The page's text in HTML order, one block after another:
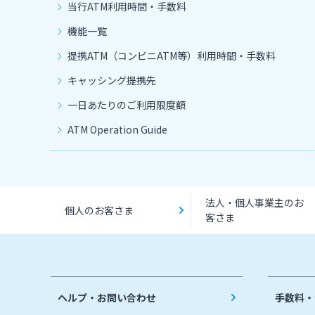
当行ATM利用時間・手数料
機能一覧
提携ATM（コンビニATM等）利用時間・手数料
キャッシング提携先
一日あたりのご利用限度額
ATM Operation Guide
個人のお客さま
法人・個人事業主のお
客さま
ヘルプ・お問い合わせ 手数料